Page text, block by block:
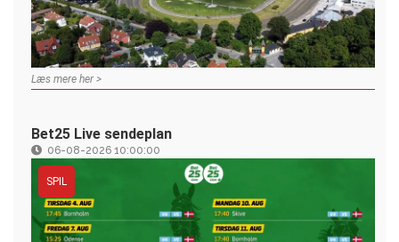
Læs mere her >
Bet25 Live sendeplan
06-08-2026 10:00:00
SPIL